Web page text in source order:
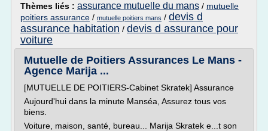
Thèmes liés : assurance mutuelle du mans / mutuelle
poitiers assurance / mutuelle poitiers mans / devis d
assurance habitation / devis d assurance pour
voiture
Mutuelle de Poitiers Assurances Le Mans -
Agence Marija ...
[MUTUELLE DE POITIERS-Cabinet Skratek] Assurance
Aujourd'hui dans la minute Manséa, Assurez tous vos
biens.
Voiture, maison, santé, bureau... Marija Skratek e...t son